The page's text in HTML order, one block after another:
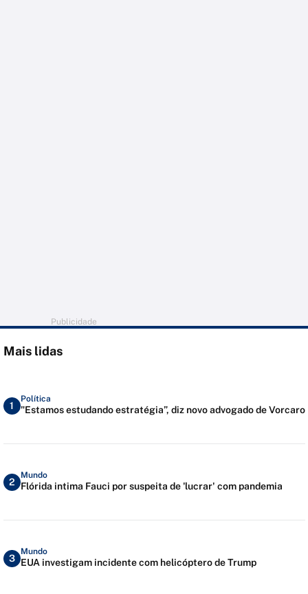
Publicidade
Mais lidas
1
Política
"Estamos estudando estratégia”, diz novo advogado de Vorcaro
2
Mundo
Flórida intima Fauci por suspeita de 'lucrar' com pandemia
3
Mundo
EUA investigam incidente com helicóptero de Trump